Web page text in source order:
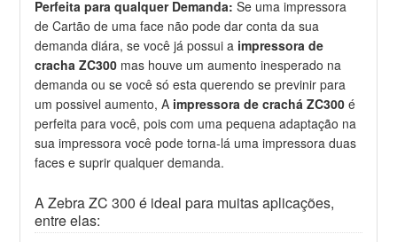
Perfeita para qualquer Demanda:Se uma impressora
de Cartão de uma face não pode dar conta da sua
demanda diára, se você já possui a impressora de
cracha ZC300 mas houve um aumento inesperado na
demanda ou se você só esta querendo se previnir para
um possivel aumento, A impressora de crachá ZC300 é
perfeita para você, pois com uma pequena adaptação na
sua impressora você pode torna-lá uma impressora duas
faces e suprir qualquer demanda.
A Zebra ZC 300 é ideal para muitas aplicações,
entre elas: